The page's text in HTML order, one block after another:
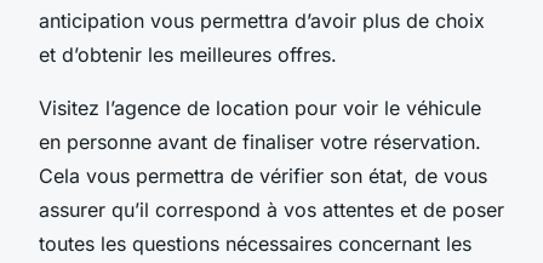
anticipation vous permettra d’avoir plus de choix
et d’obtenir les meilleures offres.
Visitez l’agence de location pour voir le véhicule
en personne avant de finaliser votre réservation.
Cela vous permettra de vérifier son état, de vous
assurer qu’il correspond à vos attentes et de poser
toutes les questions nécessaires concernant les